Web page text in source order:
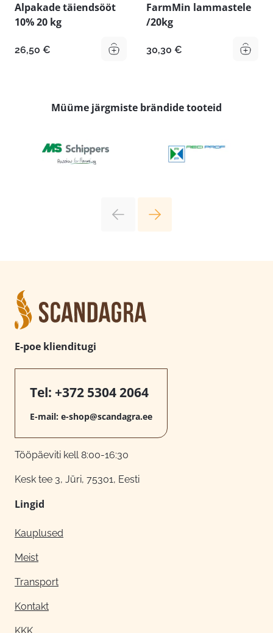
Alpakade täiendsööt
10% 20 kg
26,50 €
FarmMin lammastele
/20kg
30,30 €
Müüme järgmiste brändide tooteid
E-poe klienditugi
Tel: +372 5304 2064
E-mail: e-shop@scandagra.ee
Tööpäeviti kell 8:00-16:30
Kesk tee 3, Jüri, 75301, Eesti
Lingid
Kauplused
Meist
Transport
Kontakt